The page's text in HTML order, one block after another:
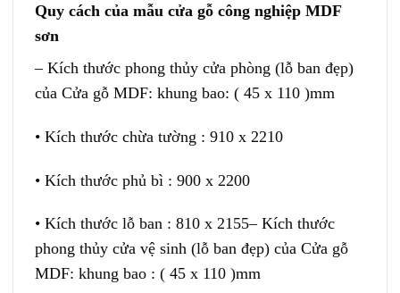
Quy cách của mẫu cửa gỗ công nghiệp MDF
sơn
– Kích thước phong thủy cửa phòng (lỗ ban đẹp)
của Cửa gỗ MDF: khung bao: ( 45 x 110 )mm
• Kích thước chừa tường : 910 x 2210
• Kích thước phủ bì : 900 x 2200
• Kích thước lỗ ban : 810 x 2155– Kích thước
phong thủy cửa vệ sinh (lỗ ban đẹp) của Cửa gỗ
MDF: khung bao : ( 45 x 110 )mm